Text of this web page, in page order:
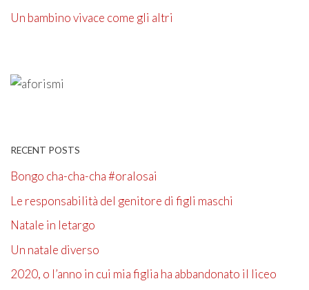
Un bambino vivace come gli altri
RECENT POSTS
Bongo cha-cha-cha #oralosai
Le responsabilità del genitore di figli maschi
Natale in letargo
Un natale diverso
2020, o l’anno in cui mia figlia ha abbandonato il liceo